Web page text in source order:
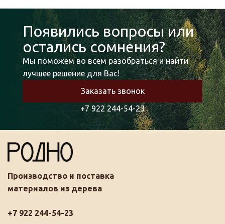
Появились вопросы или
остались сомнения?
Мы поможем во всем разобраться и найти
лучшее решение для Вас!
Заказать звонок
+7 922 244-54-23
Производство и поставка
материалов из дерева
+7 922 244-54-23